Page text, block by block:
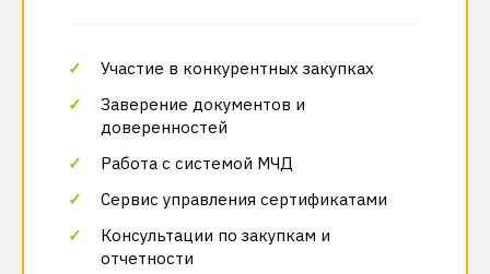
Участие в конкурентных закупках
Заверение документов и
доверенностей
Работа с системой МЧД
Сервис управления сертификатами
Консультации по закупкам и
отчетности